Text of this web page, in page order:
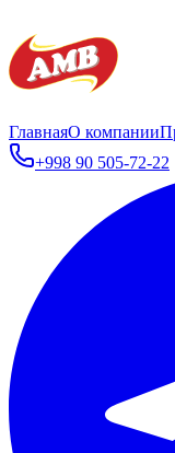
ГлавнаяО компании
+998 90 505-72-22